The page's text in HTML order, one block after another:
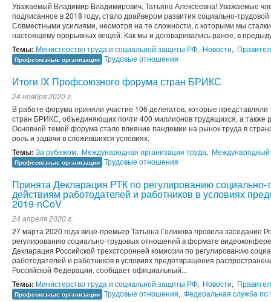
Уважаемый Владимир Владимирович, Татьяна Алексеевна! Уважаемые
подписанное в 2018 году, стало драйвером развития социально-
Совместными усилиями, несмотря на те сложности, с которыми мы
настоящему прорывных вещей. Как мы и договаривались ранее, в
Темы: Министерство труда и социальной защиты РФ, Новости,
Профсоюзные организации Трудовые отношения
Итоги IX Профсоюзного форума стран БРИКС
24 ноября 2020 г.
В работе форума приняли участие 106 делегатов, которые
стран БРИКС, объединяющих почти 400 миллионов трудящихся, а также
Основной темой форума стало влияние пандемии на рынок труда в
роль и задачи в сложившихся условиях.
Темы: За рубежом, Международная организация труда,
Профсоюзные организации Трудовые отношения
Принята Декларация РТК по регулированию
действиям работодателей и работников в условиях
2019-nCoV
24 апреля 2020 г.
27 марта 2020 года вице-премьер Татьяна Голикова провела заседание
регулированию социально-трудовых отношений в формате
Декларация Российской трехсторонней комиссии по регулированию
работодателей и работников в условиях предотвращения
Российской Федерации, сообщает официальный...
Темы: Министерство труда и социальной защиты РФ, Новости,
Профсоюзные организации Трудовые отношения, Федеральная служба по